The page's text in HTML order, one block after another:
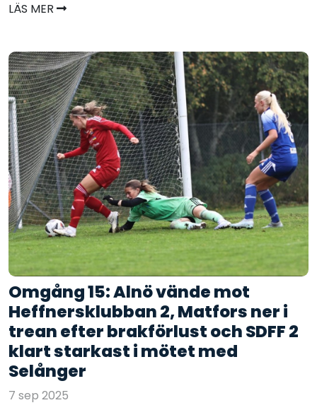
LÄS MER
Omgång 15: Alnö vände mot
Heffnersklubban 2, Matfors ner i
trean efter brakförlust och SDFF 2
klart starkast i mötet med
Selånger
7 sep 2025